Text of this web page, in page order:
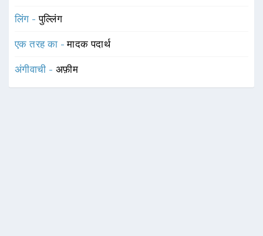
लिंग -पुल्लिंग
एक तरह का -मादक पदार्थ
अंगीवाची - अफ़ीम